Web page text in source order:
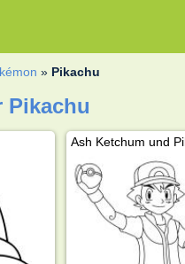
» Pikachu
Pikachu
Ash Ketchum und